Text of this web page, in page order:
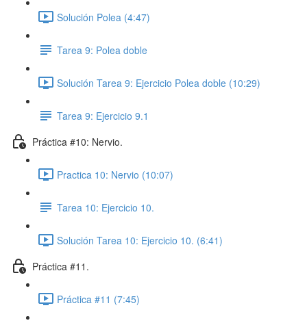
Solución Polea (4:47)
Tarea 9: Polea doble
Solución Tarea 9: Ejercicio Polea doble (10:29)
Tarea 9: Ejercicio 9.1
Práctica #10: Nervio.
Practica 10: Nervio (10:07)
Tarea 10: Ejercicio 10.
Solución Tarea 10: Ejercicio 10. (6:41)
Práctica #11.
Práctica #11 (7:45)